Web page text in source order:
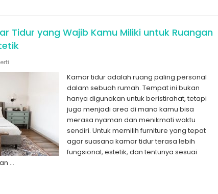
Tidur yang Wajib Kamu Miliki untuk Ruangan
Kamar tidur adalah ruang paling personal
dalam sebuah rumah. Tempat ini bukan
hanya digunakan untuk beristirahat, tetapi
juga menjadi area di mana kamu bisa
merasa nyaman dan menikmati waktu
sendiri. Untuk memilih furniture yang tepat
agar suasana kamar tidur terasa lebih
fungsional, estetik, dan tentunya sesuai
…